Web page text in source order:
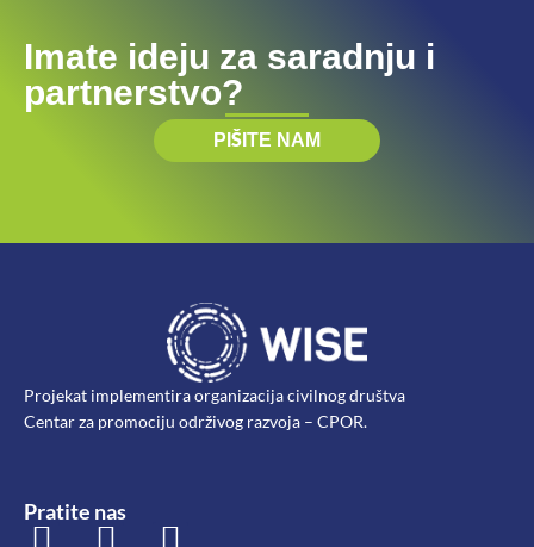
Imate ideju za saradnju i
partnerstvo?
PIŠITE NAM
Projekat implementira organizacija civilnog društva
Centar za promociju održivog razvoja – CPOR.
Pratite nas